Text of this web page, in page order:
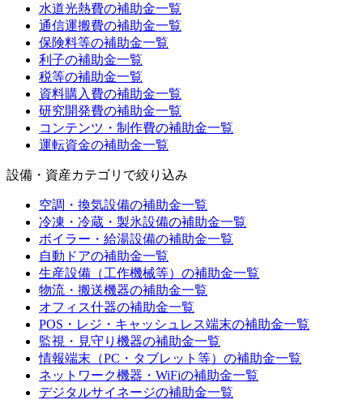
水道光熱費の補助金一覧
通信運搬費の補助金一覧
保険料等の補助金一覧
利子の補助金一覧
税等の補助金一覧
資料購入費の補助金一覧
研究開発費の補助金一覧
コンテンツ・制作費の補助金一覧
運転資金の補助金一覧
設備・資産カテゴリ で絞り込み
空調・換気設備の補助金一覧
冷凍・冷蔵・製氷設備の補助金一覧
ボイラー・給湯設備の補助金一覧
自動ドアの補助金一覧
生産設備（工作機械等） の補助金一覧
物流・搬送機器の補助金一覧
オフィス什器の補助金一覧
POS・レジ・キャッシュレス端末の補助金一覧
監視・見守り機器の補助金一覧
情報端末（PC・タブレット等） の補助金一覧
ネットワーク機器・WiFiの補助金一覧
デジタルサイネージの補助金一覧